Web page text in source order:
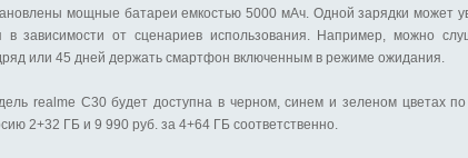
мощные батареи емкостью 5000 мАч. Одной зарядки может
в зависимости от сценариев использования. Например, можно
или 45 дней держать смартфон включенным в режиме ожидания.
realme C30 будет доступна в черном, синем и зеленом цветах
2+32 ГБ и 9 990 руб. за 4+64 ГБ соответственно.